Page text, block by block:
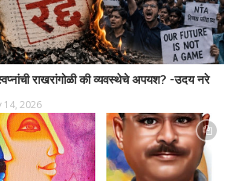
स्वप्नांची राखरांगोळी की व्यवस्थेचे अपयश? ​-उदय नरे
14, 2026